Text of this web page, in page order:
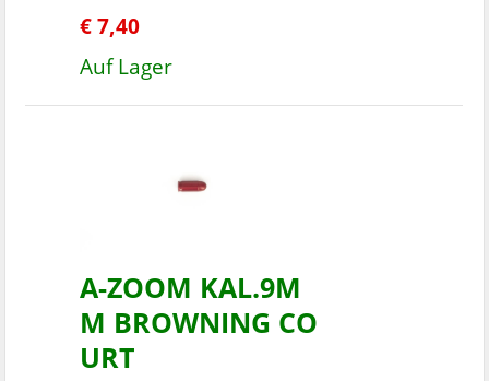
€ 7,40
Auf Lager
A-ZOOM KAL.9M
M BROWNING CO
URT